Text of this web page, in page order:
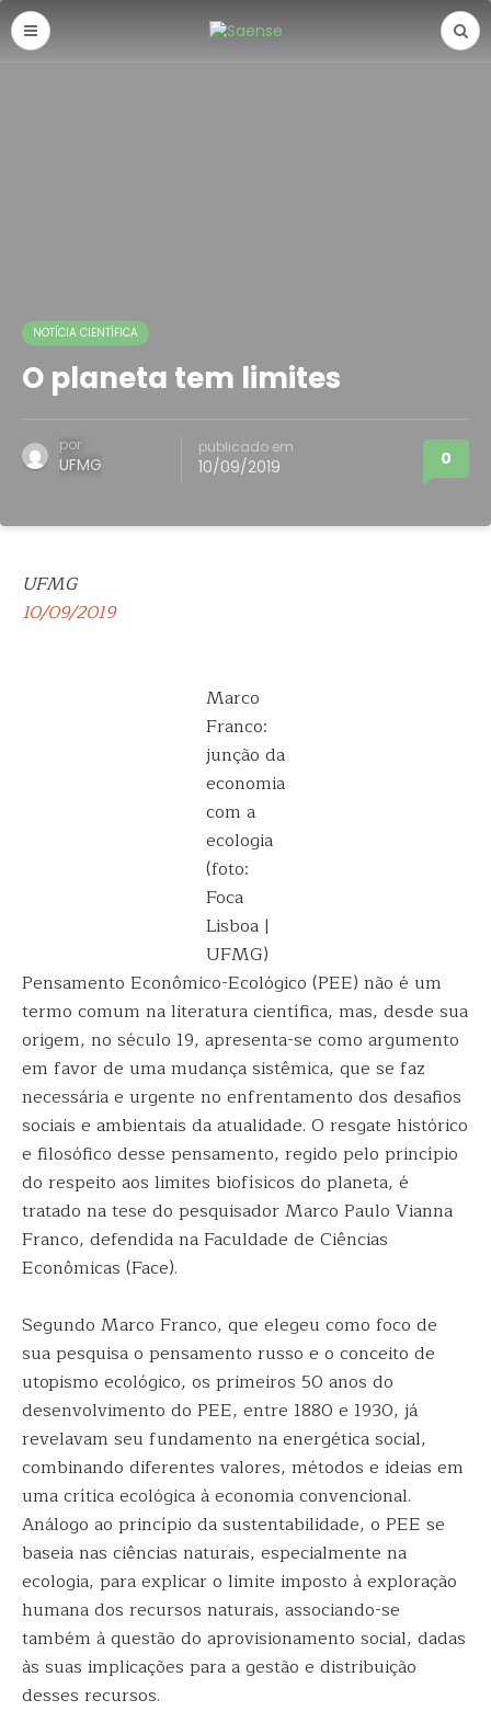
NOTÍCIA CIENTÍFICA
O planeta tem limites
por
UFMG
publicado em
10/09/2019 0
UFMG
10/09/2019
Marco
Franco:
junção da
economia
com a
ecologia
(foto:
Foca
Lisboa |
UFMG)
Pensamento Econômico-Ecológico (PEE) não é um
termo comum na literatura científica, mas, desde sua
origem, no século 19, apresenta-se como argumento
em favor de uma mudança sistêmica, que se faz
necessária e urgente no enfrentamento dos desafios
sociais e ambientais da atualidade. O resgate histórico
e filosófico desse pensamento, regido pelo princípio
do respeito aos limites biofísicos do planeta, é
tratado na tese do pesquisador Marco Paulo Vianna
Franco, defendida na Faculdade de Ciências
Econômicas (Face).
Segundo Marco Franco, que elegeu como foco de
sua pesquisa o pensamento russo e o conceito de
utopismo ecológico, os primeiros 50 anos do
desenvolvimento do PEE, entre 1880 e 1930, já
revelavam seu fundamento na energética social,
combinando diferentes valores, métodos e ideias em
uma crítica ecológica à economia convencional.
Análogo ao princípio da sustentabilidade, o PEE se
baseia nas ciências naturais, especialmente na
ecologia, para explicar o limite imposto à exploração
humana dos recursos naturais, associando-se
também à questão do aprovisionamento social, dadas
às suas implicações para a gestão e distribuição
desses recursos.